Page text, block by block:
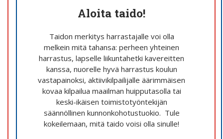
Aloita taido!
Taidon merkitys harrastajalle voi olla
melkein mitä tahansa: perheen yhteinen
harrastus, lapselle liikuntahetki kavereitten
kanssa, nuorelle hyvä harrastus koulun
vastapainoksi, aktiivikilpailijalle äärimmäisen
kovaa kilpailua maailman huipputasolla tai
keski-ikäisen toimistotyöntekijän
säännöllinen kunnonkohotustuokio. Tule
kokeilemaan, mitä taido voisi olla sinulle!